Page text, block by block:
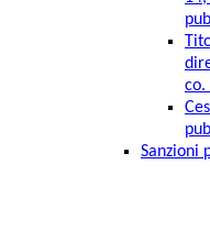
co.
Sanzioni